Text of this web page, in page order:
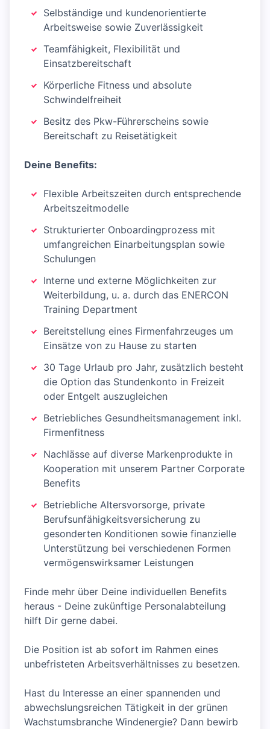
Selbständige und kundenorientierte
Arbeitsweise sowie Zuverlässigkeit
Teamfähigkeit, Flexibilität und
Einsatzbereitschaft
Körperliche Fitness und absolute
Schwindelfreiheit
Besitz des Pkw-Führerscheins sowie
Bereitschaft zu Reisetätigkeit
Deine Benefits:
Flexible Arbeitszeiten durch entsprechende
Arbeitszeitmodelle
Strukturierter Onboardingprozess mit
umfangreichen Einarbeitungsplan sowie
Schulungen
Interne und externe Möglichkeiten zur
Weiterbildung, u. a. durch das ENERCON
Training Department
Bereitstellung eines Firmenfahrzeuges um
Einsätze von zu Hause zu starten
30 Tage Urlaub pro Jahr, zusätzlich besteht
die Option das Stundenkonto in Freizeit
oder Entgelt auszugleichen
Betriebliches Gesundheitsmanagement inkl.
Firmenfitness
Nachlässe auf diverse Markenprodukte in
Kooperation mit unserem Partner Corporate
Benefits
Betriebliche Altersvorsorge, private
Berufsunfähigkeitsversicherung zu
gesonderten Konditionen sowie finanzielle
Unterstützung bei verschiedenen Formen
vermögenswirksamer Leistungen
Finde mehr über Deine individuellen Benefits
heraus - Deine zukünftige Personalabteilung
hilft Dir gerne dabei.
Die Position ist ab sofort im Rahmen eines
unbefristeten Arbeitsverhältnisses zu besetzen.
Hast du Interesse an einer spannenden und
abwechslungsreichen Tätigkeit in der grünen
Wachstumsbranche Windenergie? Dann bewirb